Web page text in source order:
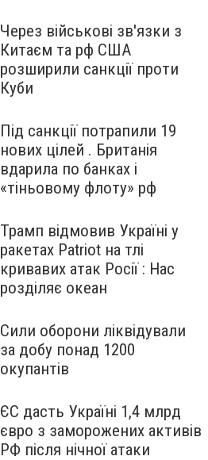
Через військові зв'язки з
Китаєм та рф США
розширили санкції проти
Куби
Під санкції потрапили 19
нових цілей . Британія
вдарила по банках і
«тіньовому флоту» рф
Трамп відмовив Україні у
ракетах Patriot на тлі
кривавих атак Росії : Нас
розділяє океан
Сили оборони ліквідували
за добу понад 1200
окупантів
ЄС дасть Україні 1,4 млрд
євро з заморожених активів
РФ після нічної атаки